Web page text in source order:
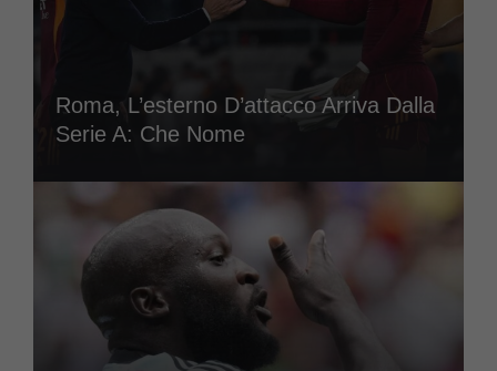
Roma, L’esterno D’attacco Arriva Dalla
Serie A: Che Nome